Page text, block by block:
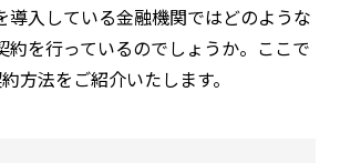
導入している金融機関ではどのような
約を行っているのでしょうか。ここで
方法をご紹介いたします。